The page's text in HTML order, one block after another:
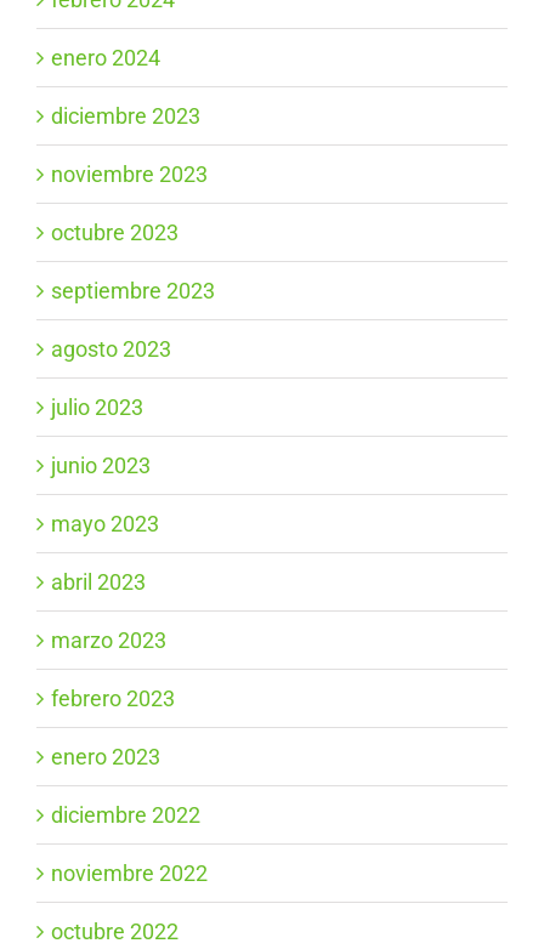
enero 2024
diciembre 2023
noviembre 2023
octubre 2023
septiembre 2023
agosto 2023
julio 2023
junio 2023
mayo 2023
abril 2023
marzo 2023
febrero 2023
enero 2023
diciembre 2022
noviembre 2022
octubre 2022